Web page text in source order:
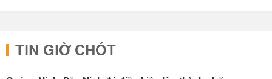
TIN GIỜ CHÓT